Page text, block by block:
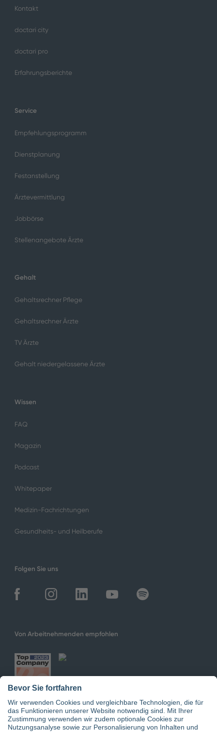
Kontakt
doctari city
doctari pro
Erfahrungsberichte
Service
Empfehlungsprogramm
Dienstplanung
Festanstellung
Ärztevermittlung
Jobbörse
Stellenangebote Ärzte
Gehalt
Gehaltsrechner Pflege
Gehaltsrechner Ärzte
TV Ärzte
Gehalt niedergelassene Ärzte
Wissen
FAQ
Magazin
Podcast
Whitepaper
Medizin-Fachrichtungen
Gesundheits- und Heilberufe
Folgen Sie uns
Von Arbeitnehmenden empfohlen